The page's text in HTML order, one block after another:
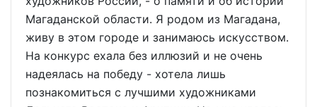
Магаданской области. Я родом из Магадана,
живу в этом городе и занимаюсь искусством.
На конкурс ехала без иллюзий и не очень
надеялась на победу - хотела лишь
познакомиться с лучшими художниками